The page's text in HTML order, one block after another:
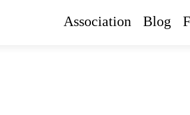
Association Blog